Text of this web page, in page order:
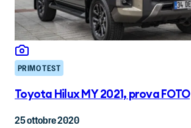
PRIMO TEST
Toyota Hilux MY 2021, prova FOTO
25 ottobre 2020